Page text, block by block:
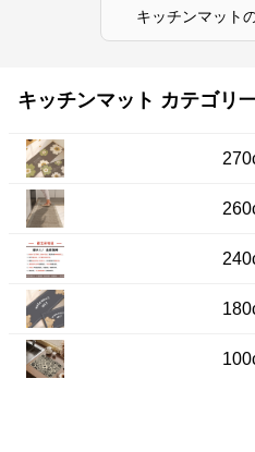
キッチンマット
キッチンマット カテゴリ